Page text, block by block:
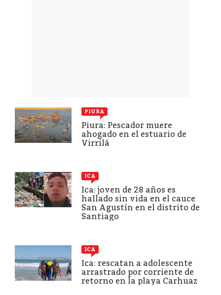
PIURA
Piura: Pescador muere
ahogado en el estuario de
Virrilá
ICA
Ica: joven de 28 años es
hallado sin vida en el cauce
San Agustín en el distrito de
Santiago
ICA
Ica: rescatan a adolescente
arrastrado por corriente de
retorno en la playa Carhuaz